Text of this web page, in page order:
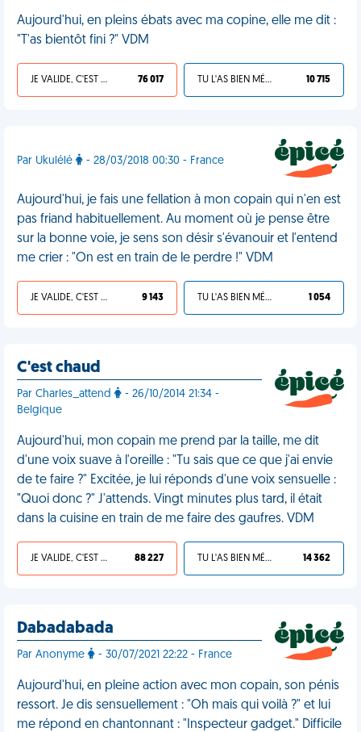
Aujourd'hui, en pleins ébats avec ma copine, elle me dit :
"T'as bientôt fini ?" VDM
JE VALIDE, C'EST UNE VDM 76 017 TU L'AS BIEN MÉRITÉ 10 715
Par Ukulélé - 28/03/2018 00:30 - France
Aujourd'hui, je fais une fellation à mon copain qui n'en est
pas friand habituellement. Au moment où je pense être
sur la bonne voie, je sens son désir s'évanouir et l'entend
me crier : "On est en train de le perdre !" VDM
JE VALIDE, C'EST UNE VDM 9 143 TU L'AS BIEN MÉRITÉ 1 054
C'est chaud
Par Charles_attend
- 26/10/2014 21:34 -
Belgique
Aujourd'hui, mon copain me prend par la taille, me dit
d'une voix suave à l'oreille : "Tu sais que ce que j'ai envie
de te faire ?" Excitée, je lui réponds d'une voix sensuelle :
"Quoi donc ?" J'attends. Vingt minutes plus tard, il était
dans la cuisine en train de me faire des gaufres. VDM
JE VALIDE, C'EST UNE VDM 88 227 TU L'AS BIEN MÉRITÉ 14 362
Dabadabada
Par Anonyme - 30/07/2021 22:22 - France
Aujourd'hui, en pleine action avec mon copain, son pénis
ressort. Je dis sensuellement : "Oh mais qui voilà ?" et lui
me répond en chantonnant : "Inspecteur gadget." Difficile